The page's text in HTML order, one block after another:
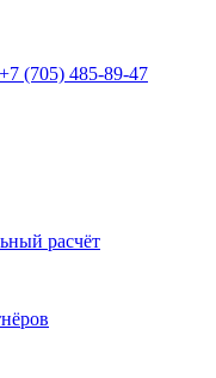
+7 (705) 485-89-47
расчёт